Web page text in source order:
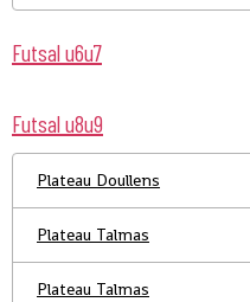
Futsal u6u7
Futsal u8u9
Plateau Doullens
Plateau Talmas
Plateau Talmas